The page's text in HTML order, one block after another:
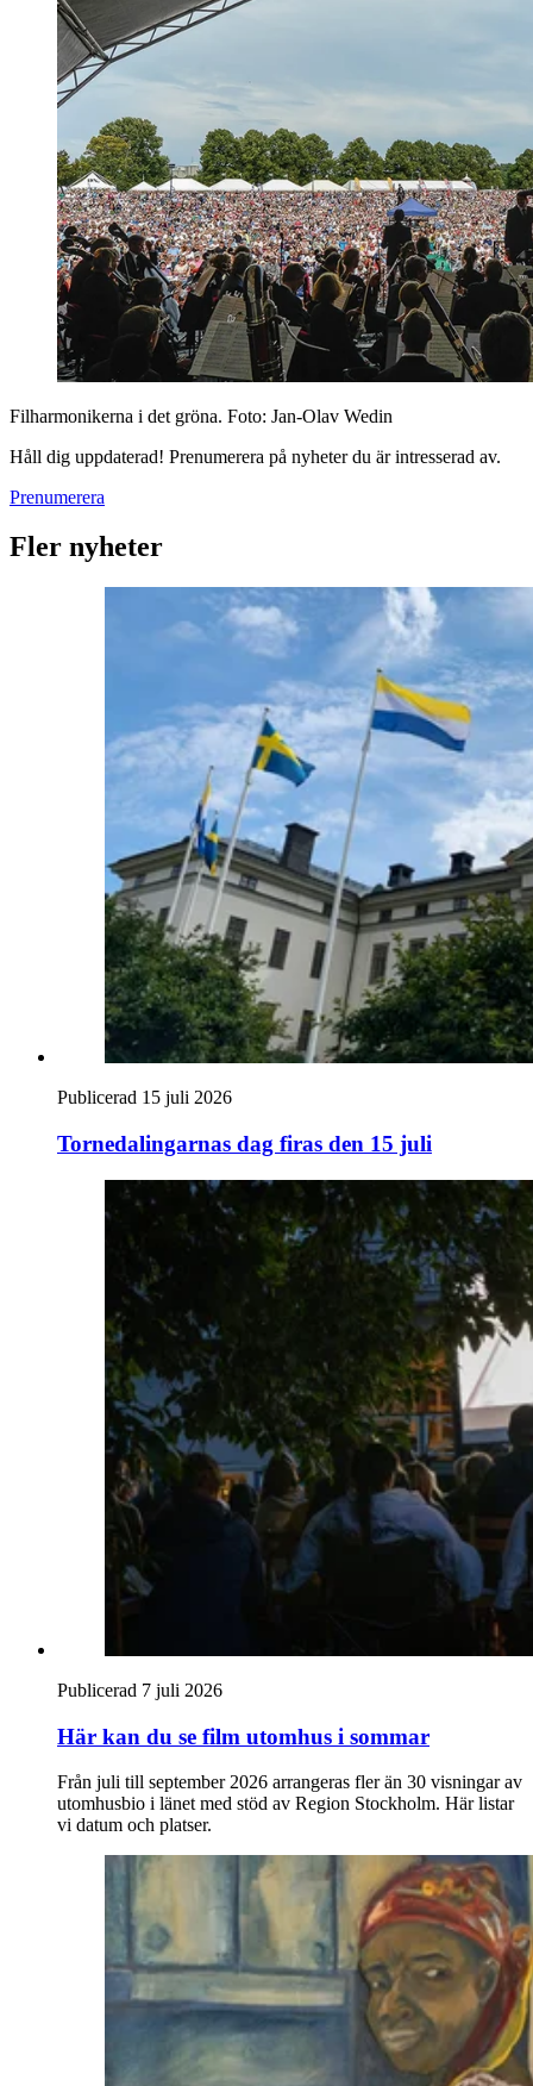
Filharmonikerna i det gröna. Foto: Jan-Olav Wedin
Håll dig uppdaterad! Prenumerera på nyheter du är intresserad av.
Prenumerera
Fler nyheter
Publicerad 15 juli 2026
Tornedalingarnas dag firas den 15 juli
Publicerad 7 juli 2026
Här kan du se film utomhus i sommar
Från juli till september 2026 arrangeras fler än 30 visningar av
utomhusbio i länet med stöd av Region Stockholm. Här listar
vi datum och platser.